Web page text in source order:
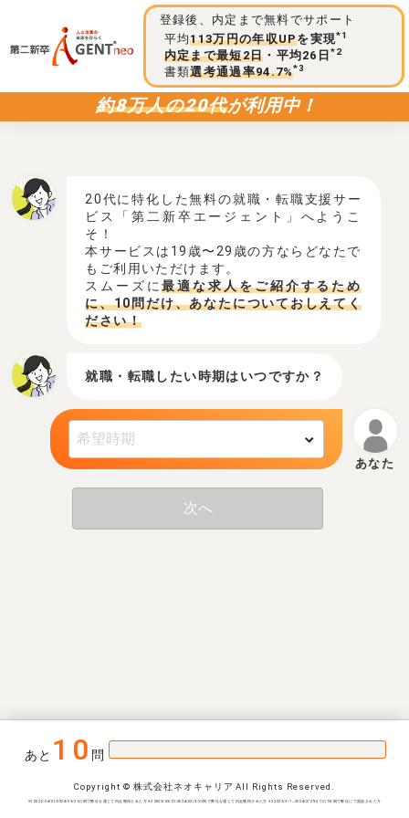
登録後、内定まで無料でサポート
平均113万円の年収UPを実現*1
内定まで最短2日 ・平均26日*2
書類選考通過率94.7%*3
約8万人の20代が利用中！
20代に特化した無料の就職・転職支援サー
ビス「第二新卒エージェント」へようこ
そ！
本サービスは19歳〜29歳の方ならどなたで
もご利用いただけます。
スムーズに最適な求人をご紹介するため
に、10問だけ、あなたについておしえてく
ださい！
就職・転職したい時期はいつですか？
次へ
あと 10 問
Copyright © 株式会社ネオキャリア All Rights Reserved.
※1 2021/04/01-2024/03/31の間で弊社を通じて内定獲得された方 ※2 2023/03/01-2024/02/31の間で弊社を通じて内定獲得された方 ※3 2023/3/1~2024/2/29までの1年間で弊社にて面談された方